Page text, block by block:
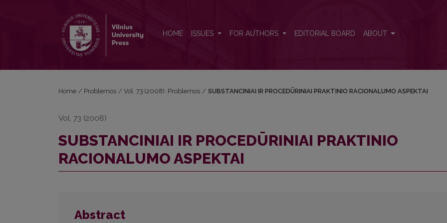
HOME ISSUES FOR AUTHORS EDITORIAL BOARD ABOUT
Home / Problemos / Vol. 73 (2008): Problemos / SUBSTANCINIAI IR PROCEDŪRINIAI PRAKTINIO RACIONALUMO ASPEKTAI
Vol. 73 (2008)
SUBSTANCINIAI IR PROCEDŪRINIAI PRAKTINIO
RACIONALUMO ASPEKTAI
Abstract